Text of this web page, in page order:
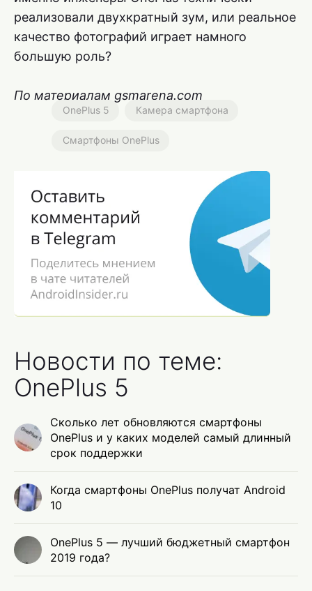
реализовали двухкратный зум, или реальное
качество фотографий играет намного
большую роль?
По материалам gsmarena.com
OnePlus 5 Камера смартфона
Смартфоны OnePlus
Новости по теме:
OnePlus 5
Сколько лет обновляются смартфоны
OnePlus и у каких моделей самый длинный
срок поддержки
Когда смартфоны OnePlus получат Android
10
OnePlus 5 — лучший бюджетный смартфон
2019 года?